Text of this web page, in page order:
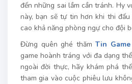
đến những sai lầm cần tránh. Hy
này, bạn sẽ tự tin hơn khi thi
cao khả năng phòng ngự cho đội
Đừng quên ghé thămTin
game hoành tráng với đa dạng
ngoài đời thực, hãy khám phá
tham gia vào cuộc phiêu lưu